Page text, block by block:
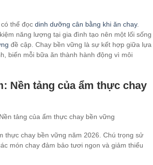
thể đọc dinh dưỡng cân bằng khi ăn chay.
năng lượng tại gia đình tạo nên một lối sống
đề cập. Chay bền vững là sự kết hợp giữa lựa
biến mỗi bữa ăn thành hành động vì môi
Nền tảng của ẩm thực chay
thực chay bền vững năm 2026. Chú trọng sử
món chay đảm bảo tươi ngon và giảm thiểu